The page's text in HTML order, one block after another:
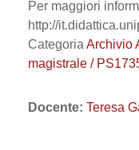
Per maggiori
http://
Categoria Archivio
magistrale /
Docente: Teresa